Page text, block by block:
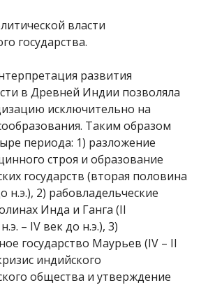
власти
государства.
развития
в Древней Индии позволяла
исключительно на
Таким образом
периода: 1) разложение
строя и образование
государств (вторая половина
н.э.), 2) рабовладельческие
Инда и Ганга (II
– IV век до н.э.), 3)
государство Маурьев (IV – II
индийского
общества и утверждение